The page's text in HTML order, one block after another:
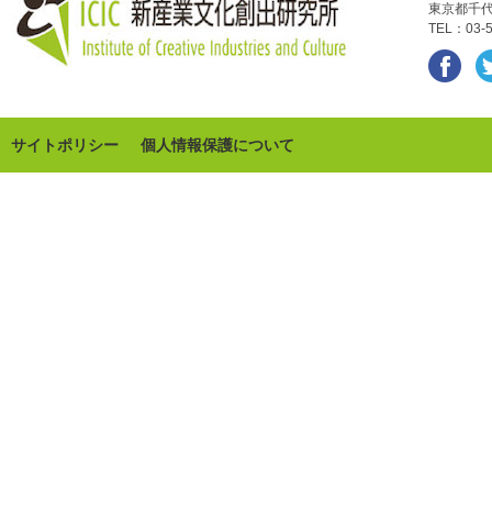
東京都千
TEL：
サイトポリシー 個人情報保護について